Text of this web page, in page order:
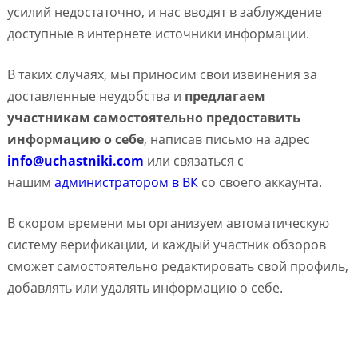
усилий недостаточно, и нас вводят в заблуждение
доступные в интернете источники информации.
В таких случаях, мы приносим свои извинения за
доставленные неудобства и предлагаем
участникам самостоятельно предоставить
информацию о себе, написав письмо на адрес
info@uchastniki.com или связаться с
нашим администратором в ВКсо своего аккаунта.
В скором времени мы организуем автоматическую
систему верификации, и каждый участник обзоров
сможет самостоятельно редактировать свой профиль,
добавлять или удалять информацию о себе.